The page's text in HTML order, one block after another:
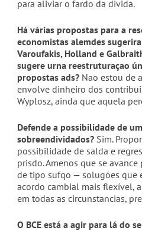
para aliviar o fardo da divida.
Há várias propostas para a
economistas alemdes
Varoufakis, Holland e
sugere urna reestruturaçao
propostas ads? Nao estou de
envolve dinheiro dos
Wyplosz, ainda que aquela
Defende a possibilidade de
sobreendividados? Sim.
possibilidade de salda e
prisdo. Amenos que se
de tipo sufqo — solugóes que
acordo cambial mais flexível,
em todas as circunstancias,
O BCE está a agir para lá do